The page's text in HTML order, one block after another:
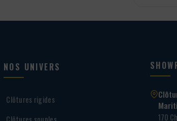
NOS UNIVERS
Clôtures rigides
170